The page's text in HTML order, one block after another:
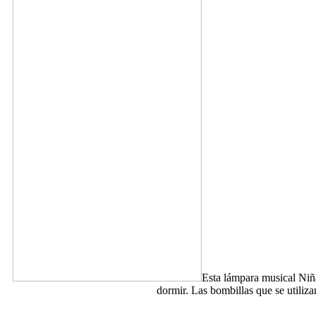
Esta lámpara musical
dormir. Las bombillas que se